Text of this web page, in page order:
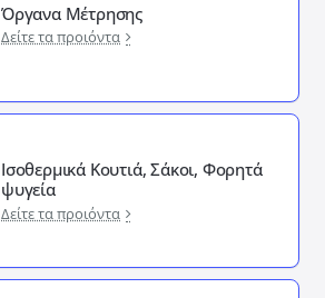
Όργανα Μέτρησης
Δείτε τα προιόντα
Ισοθερμικά Κουτιά, Σάκοι, Φορητά
ψυγεία
Δείτε τα προιόντα